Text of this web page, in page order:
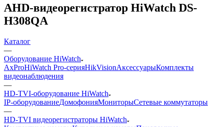
AHD-видеорегистратор HiWatch DS-
H308QA
Каталог
—
Оборудование HiWatch
AxProHiWatch Pro-серияHikVisionАксессуарыКомплекты
видеонаблюдения
—
HD-TVI-оборудование HiWatch
IP-оборудованиеДомофонияМониторыСетевые коммутаторы
—
HD-TVI видеорегистраторы HiWatch